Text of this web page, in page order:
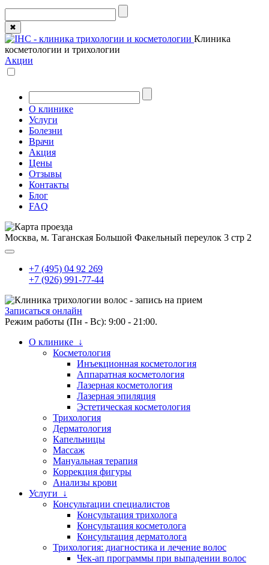
✖
Клиника
косметологии и трихологии
Акции
О клинике
Услуги
Болезни
Врачи
Акция
Цены
Отзывы
Контакты
Блог
FAQ
Москва, м. Таганская Большой Факельный переулок 3 стр 2
+7 (495) 04 92 269
+7 (926) 991-77-44
Записаться онлайн
Режим работы (Пн - Вс): 9:00 - 21:00.
О клинике ↓
Косметология
Инъекционная косметология
Аппаратная косметология
Лазерная косметология
Лазерная эпиляция
Эстетическая косметология
Трихология
Дерматология
Капельницы
Массаж
Мануальная терапия
Коррекция фигуры
Анализы крови
Услуги ↓
Консультации специалистов
Консультация трихолога
Консультация косметолога
Консультация дерматолога
Трихология: диагностика и лечение волос
Чек-ап программы при выпадении волос